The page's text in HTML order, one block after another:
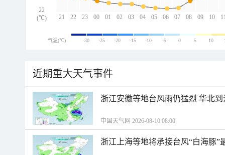
21 22 23 00 01 02 03 04 05 06 07 08 09 10
22
(℃)
气温(℃) -30 -25 -20 -15 -10 -5 0 5 10
近期重大天气事件
浙江安徽等地台风雨仍猛烈 华北
中国天气网 2026-08-10 08:00
浙江上海等地将承接台风“白海豚”